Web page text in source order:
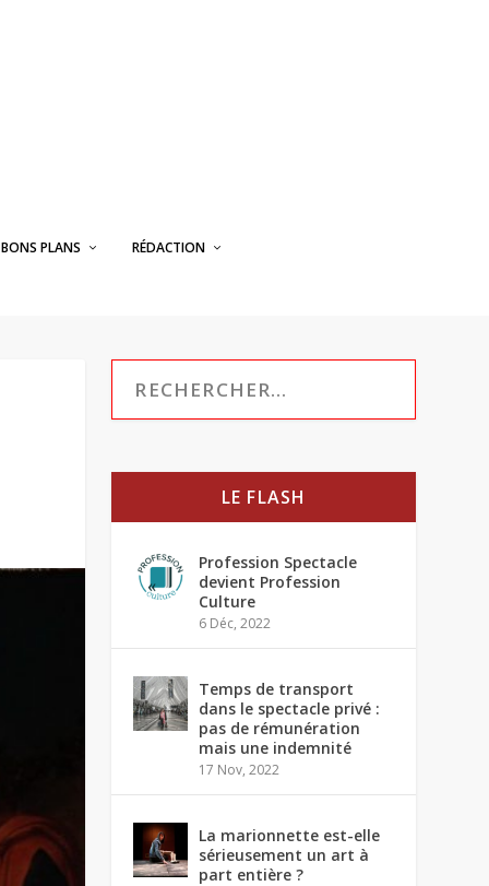
BONS PLANS RÉDACTION
LE FLASH
Profession Spectacle
devient Profession
Culture
6 Déc, 2022
Temps de transport
dans le spectacle privé :
pas de rémunération
mais une indemnité
17 Nov, 2022
La marionnette est-elle
sérieusement un art à
part entière ?